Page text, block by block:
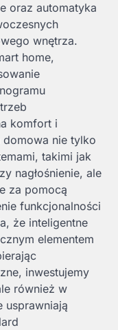
oraz automatyka
wnętrza.
home,
komfort i
nie tylko
takimi jak
nagłośnienie, ale
za pomocą
funkcjonalności
że inteligentne
elementem
inwestujemy
również w
usprawniają